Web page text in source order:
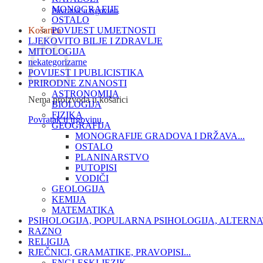
Povratak u trgovinu
Košarica
Nema proizvoda u košarici
Povratak u trgovinu
MONOGRAFIJE
OSTALO
POVIJEST UMJETNOSTI
LJEKOVITO BILJE I ZDRAVLJE
MITOLOGIJA
nekategorizarne
POVIJEST I PUBLICISTIKA
PRIRODNE ZNANOSTI
ASTRONOMIJA
BIOLOGIJA
FIZIKA
GEOGRAFIJA
MONOGRAFIJE GRADOVA I DRŽAVA...
OSTALO
PLANINARSTVO
PUTOPISI
VODIČI
GEOLOGIJA
KEMIJA
MATEMATIKA
PSIHOLOGIJA, POPULARNA PSIHOLOGIJA,
RAZNO
RELIGIJA
RJEČNICI, GRAMATIKE, PRAVOPISI...